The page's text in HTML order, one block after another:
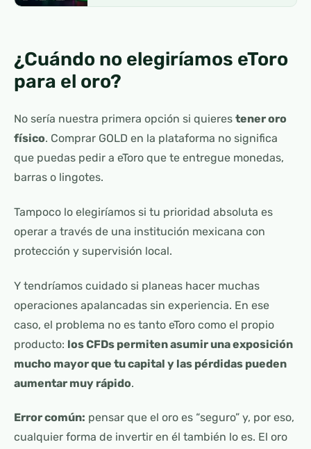
¿Cuándo no elegiríamos eToro
para el oro?
No sería nuestra primera opción si quieres tener oro
físico. Comprar GOLD en la plataforma no significa
que puedas pedir a eToro que te entregue monedas,
barras o lingotes.
Tampoco lo elegiríamos si tu prioridad absoluta es
operar a través de una institución mexicana con
protección y supervisión local.
Y tendríamos cuidado si planeas hacer muchas
operaciones apalancadas sin experiencia. En ese
caso, el problema no es tanto eToro como el propio
producto: los CFDs permiten asumir una exposición
mucho mayor que tu capital y las pérdidas pueden
aumentar muy rápido.
Error común: pensar que el oro es “seguro” y, por eso,
cualquier forma de invertir en él también lo es. El oro